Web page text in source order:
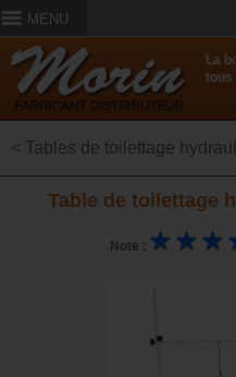
MENU
La
tous
< Tables de toilettage
Table de toilettage
Note :